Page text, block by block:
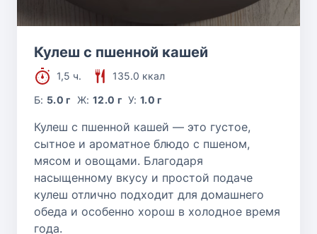
Кулеш с пшенной кашей
1,5 ч.
135.0 ккал
Б: 5.0 г Ж: 12.0 г У:1.0 г
Кулеш с пшенной кашей — это густое,
сытное и ароматное блюдо с пшеном,
мясом и овощами. Благодаря
насыщенному вкусу и простой подаче
кулеш отлично подходит для домашнего
обеда и особенно хорош в холодное время
года.